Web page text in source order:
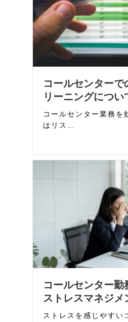
コールセンターで
リーニングについ
コールセンター業務を
はリス…
コールセンター勤
ストレスマネジメ
ストレスを感じやすい